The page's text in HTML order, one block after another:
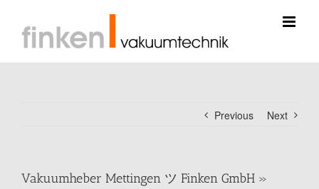
content
Previous Next
Vakuumheber Mettingen ツ Finken GmbH »